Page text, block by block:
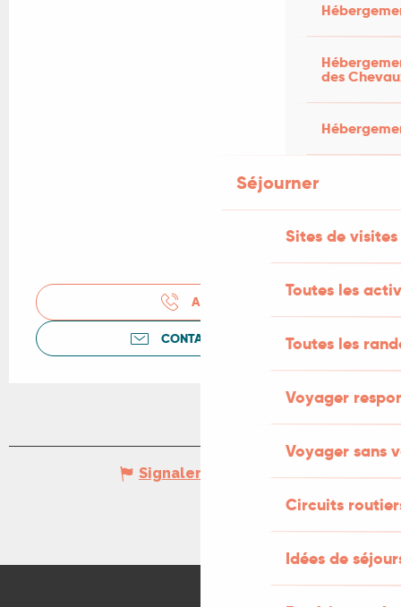
des
Séjourner
Sites de visites
Toutes les
Toutes les
Voyager
Voyager sans
Circuits
Idées de
APPELER
CONTACTEZ-NOUS
Signaler une erreur